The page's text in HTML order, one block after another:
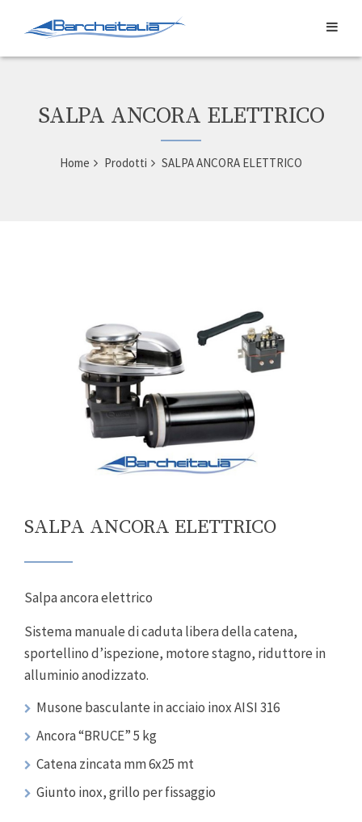
SALPA ANCORA ELETTRICO
Home Prodotti SALPA ANCORA ELETTRICO
SALPA ANCORA ELETTRICO
Salpa ancora elettrico
Sistema manuale di caduta libera della catena,
sportellino d’ispezione, motore stagno, riduttore in
alluminio anodizzato.
Musone basculante in acciaio inox AISI 316
Ancora “BRUCE” 5 kg
Catena zincata mm 6x25 mt
Giunto inox, grillo per fissaggio